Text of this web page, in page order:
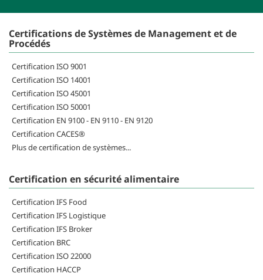
Certifications de Systèmes de Management et de
Procédés
Certification ISO 9001
Certification ISO 14001
Certification ISO 45001
Certification ISO 50001
Certification EN 9100 - EN 9110 - EN 9120
Certification CACES®
Plus de certification de systèmes...
Certification en sécurité alimentaire
Certification IFS Food
Certification IFS Logistique
Certification IFS Broker
Certification BRC
Certification ISO 22000
Certification HACCP